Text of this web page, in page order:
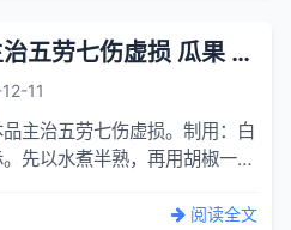
羊头蹄煎秘方本品主治五劳七伤虚损 瓜果 肥腻 白酒 大蒜
11
主治五劳七伤虚损。制用：白
先以水煮半熟，再用胡椒一
阅读全文